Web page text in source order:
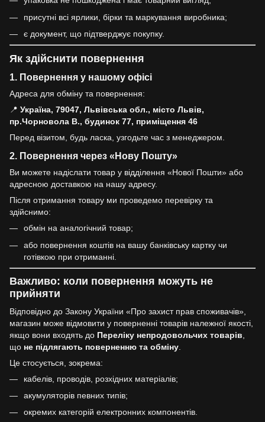
присутні всі ярлики, бірки та маркування виробника;
є документ, що підтверджує покупку.
Як здійснити повернення
1. Повернення у нашому офісі
Адреса для обміну та повернення:
📍 Україна, 79047, Львівська обл., місто Львів,
пр.Чорновола В., будинок 77, приміщення 46
Перед візитом, будь ласка, узгодьте час з менеджером.
2. Повернення через «Нову Пошту»
Ви можете надіслати товар у відділення «Нової Пошти» або
адресною доставкою на нашу адресу.
Після отримання товару ми проведемо перевірку та
здійснимо:
обмін на аналогічний товар;
або повернення коштів на вашу банківську картку чи
готівкою при отриманні.
Важливо: коли повернення можуть не
прийняти
Відповідно до Закону України «Про захист прав споживачів»,
магазин може відмовити у поверненні товарів належної якості,
якщо вони входять до Переліку непродовольчих товарів
що не підлягають поверненню та обміну
Це стосується, зокрема:
кабелів, проводів, розхідних матеріалів;
акумуляторів певних типів;
окремих категорій електронних компонентів.